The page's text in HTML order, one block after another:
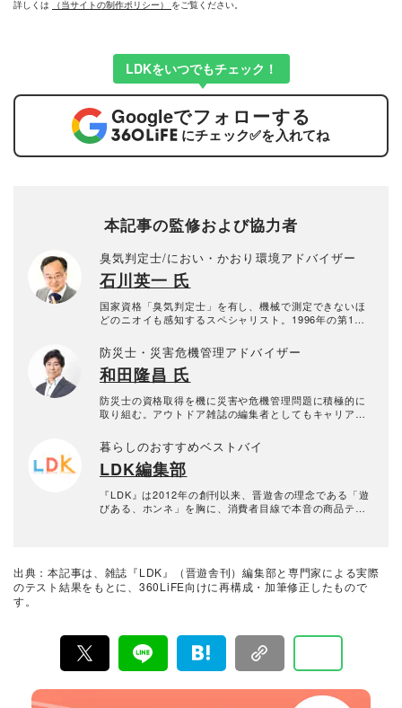
詳しくは
（当サイトの制作ポリシー） をご覧ください。
LDKをいつでもチェック！
Googleでフォローする
にチェック✅を入れてね
本記事の監修および協力者
臭気判定士/におい・かおり環境アドバイザー
石川英一 氏
国家資格「臭気判定士」を有し、機械で測定できないほ
どのニオイも感知するスペシャリスト。1996年の第1回
さない個人の臭気判定士として活動中。臭気判定士とし
て10年以上のキャリアを持つ。
防災士・災害危機管理アドバイザー
和田隆昌 氏
防災士の資格取得を機に災害や危機管理問題に積極的に
取り組む。アウトドア雑誌の編集者としてもキャリアが
暮らしのおすすめベストバイ
LDK編集部
『LDK』は2012年の創刊以来、晋遊舎の理念である「遊
びある、ホンネ」を胸に、消費者目線で本音の商品テス
て見つけた「本当に良いもの」と「お役立ち情報」を厳
選してあなたにお届け。編集長・高橋咲彩を中心に、11
出典：本記事は、雑誌『LDK』（晋遊舎刊）編集部と専門家による実際
のテスト結果をもとに、360LiFE向けに再構成・加筆修正したもので
す。